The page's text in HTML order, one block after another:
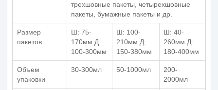
трехшовные пакеты, четырехшовные
пакеты, бумажные пакеты и др.
Размер
пакетов
Ш: 75-
170мм Д:
100-300мм
Ш: 100-
210мм Д:
150-380мм
Ш: 40-
260мм Д:
180-400мм
Объем
упаковки
30-300мл 50-1000мл
200-
2000мл